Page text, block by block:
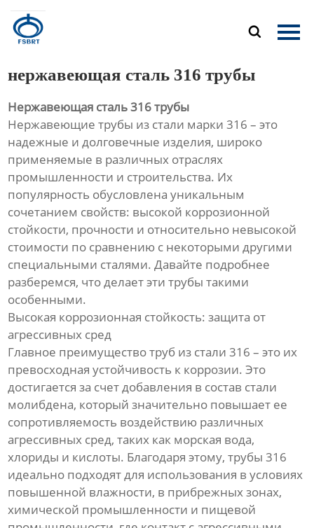

Главная
Новости
Контакты
нержавеющая сталь 316 трубы
Нержавеющая сталь 316 трубы
Нержавеющие трубы из стали марки 316 – это
надежные и долговечные изделия, широко
применяемые в различных отраслях
промышленности и строительства. Их
популярность обусловлена уникальным
сочетанием свойств: высокой коррозионной
стойкости, прочности и относительно невысокой
стоимости по сравнению с некоторыми другими
специальными сталями. Давайте подробнее
разберемся, что делает эти трубы такими
особенными.
Высокая коррозионная стойкость: защита от
агрессивных сред
Главное преимущество труб из стали 316 – это их
превосходная устойчивость к коррозии. Это
достигается за счет добавления в состав стали
молибдена, который значительно повышает ее
сопротивляемость воздействию различных
агрессивных сред, таких как морская вода,
хлориды и кислоты. Благодаря этому, трубы 316
идеально подходят для использования в условиях
повышенной влажности, в прибрежных зонах,
химической промышленности и пищевой